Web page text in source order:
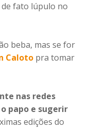
de fato lúpulo no
beba, mas se for
Caloto pra tomar
nas redes
papo e sugerir
edições do